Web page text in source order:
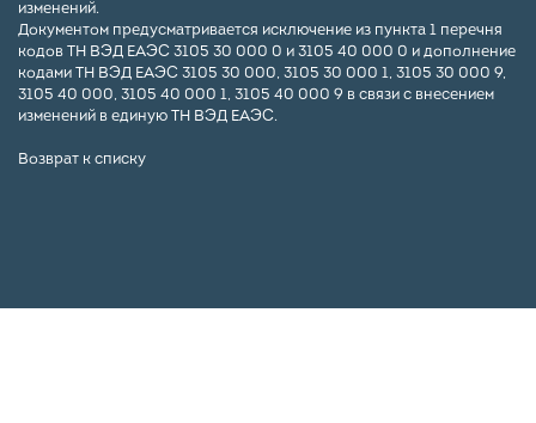
изменений.
Документом предусматривается исключение из пункта 1 перечня
кодов ТН ВЭД ЕАЭС 3105 30 000 0 и 3105 40 000 0 и дополнение
кодами ТН ВЭД ЕАЭС 3105 30 000, 3105 30 000 1, 3105 30 000 9,
3105 40 000, 3105 40 000 1, 3105 40 000 9 в связи с внесением
изменений в единую ТН ВЭД ЕАЭС.
Возврат к списку